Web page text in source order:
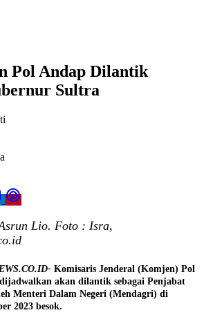
Pol Andap Dilantik
Sultra
Lio. Foto : Isra,
Komisaris Jenderal (Komjen) Pol
akan dilantik sebagai Penjabat
Menteri Dalam Negeri (Mendagri) di
2023 besok.